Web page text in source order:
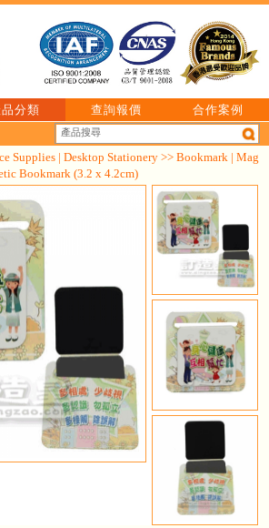
品分類 查詢報價
合作案例
Supplies | Desktop Stationery >> Bookmark | Mag
Bookmark (3.2 x 4.2cm)